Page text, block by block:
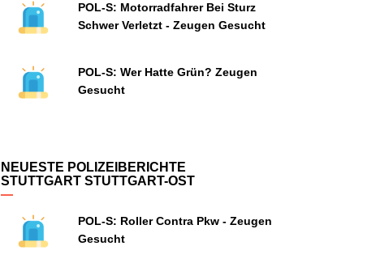
POL-S: Motorradfahrer Bei Sturz
Schwer Verletzt - Zeugen Gesucht
POL-S: Wer Hatte Grün? Zeugen
Gesucht
NEUESTE POLIZEIBERICHTE
STUTTGART STUTTGART-OST
POL-S: Roller Contra Pkw - Zeugen
Gesucht